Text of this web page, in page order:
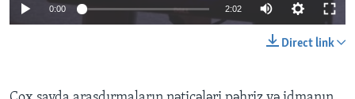
0:00 2:02
Direct link